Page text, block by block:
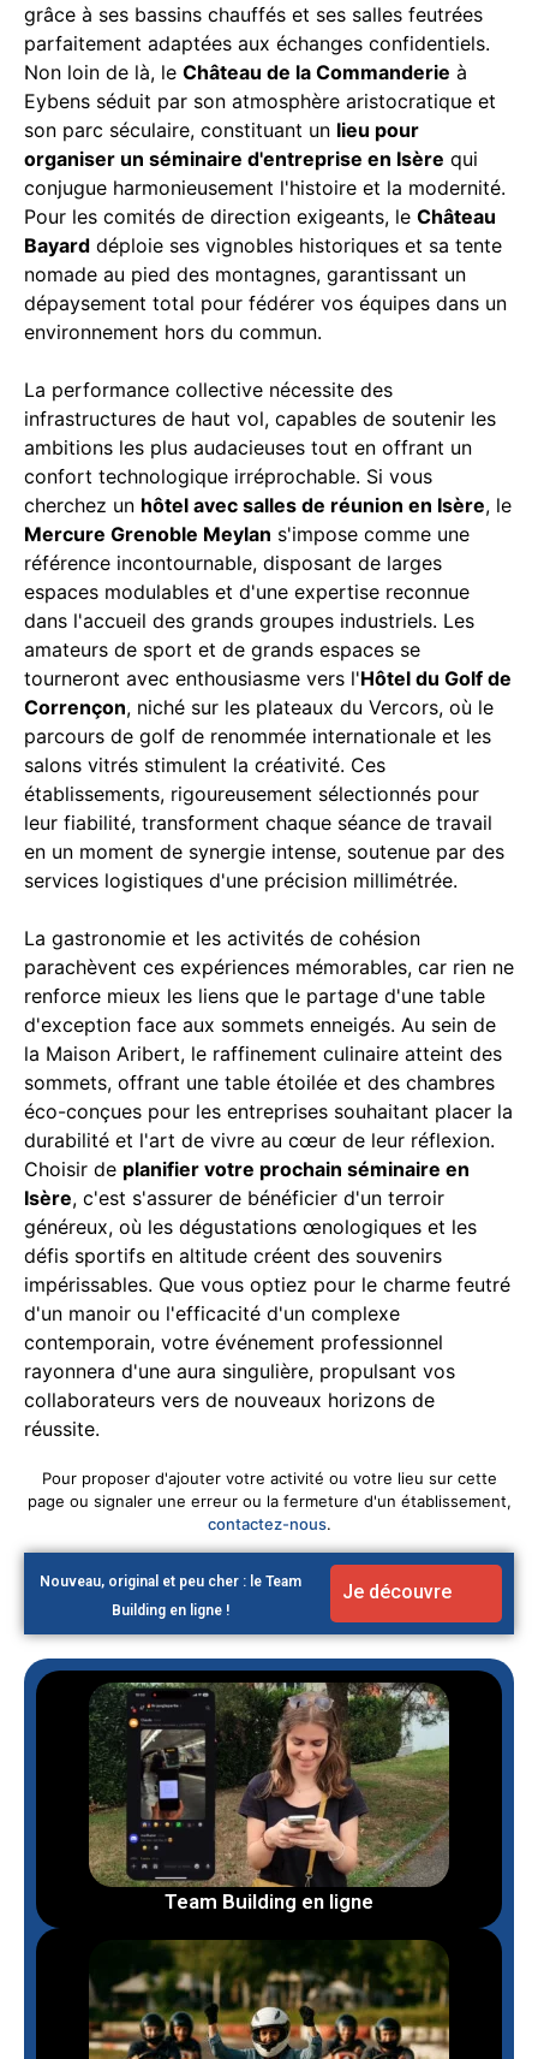
grâce à ses bassins chauffés et ses salles feutrées
parfaitement adaptées aux échanges confidentiels.
Non loin de là, le Château de la Commanderie à
Eybens séduit par son atmosphère aristocratique et
son parc séculaire, constituant un lieu pour
organiser un séminaire d'entreprise en Isère qui
conjugue harmonieusement l'histoire et la modernité.
Pour les comités de direction exigeants, le Château
Bayard déploie ses vignobles historiques et sa tente
nomade au pied des montagnes, garantissant un
dépaysement total pour fédérer vos équipes dans un
environnement hors du commun.
La performance collective nécessite des
infrastructures de haut vol, capables de soutenir les
ambitions les plus audacieuses tout en offrant un
confort technologique irréprochable. Si vous
cherchez un hôtel avec salles de réunion en Isère, le
Mercure Grenoble Meylan s'impose comme une
référence incontournable, disposant de larges
espaces modulables et d'une expertise reconnue
dans l'accueil des grands groupes industriels. Les
amateurs de sport et de grands espaces se
tourneront avec enthousiasme vers l'Hôtel du Golf de
Corrençon, niché sur les plateaux du Vercors, où le
parcours de golf de renommée internationale et les
salons vitrés stimulent la créativité. Ces
établissements, rigoureusement sélectionnés pour
leur fiabilité, transforment chaque séance de travail
en un moment de synergie intense, soutenue par des
services logistiques d'une précision millimétrée.
La gastronomie et les activités de cohésion
parachèvent ces expériences mémorables, car rien ne
renforce mieux les liens que le partage d'une table
d'exception face aux sommets enneigés. Au sein de
la Maison Aribert, le raffinement culinaire atteint des
sommets, offrant une table étoilée et des chambres
éco-conçues pour les entreprises souhaitant placer la
durabilité et l'art de vivre au cœur de leur réflexion.
Choisir de planifier votre prochain séminaire en
Isère, c'est s'assurer de bénéficier d'un terroir
généreux, où les dégustations œnologiques et les
défis sportifs en altitude créent des souvenirs
impérissables. Que vous optiez pour le charme feutré
d'un manoir ou l'efficacité d'un complexe
contemporain, votre événement professionnel
rayonnera d'une aura singulière, propulsant vos
collaborateurs vers de nouveaux horizons de
réussite.
Pour proposer d'ajouter votre activité ou votre lieu sur cette
page ou signaler une erreur ou la fermeture d'un établissement,
contactez-nous.
Nouveau, original et peu cher : le Team
Building en ligne !
Je découvre
Team Building en ligne